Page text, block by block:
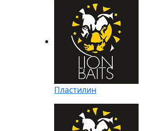
Пластилин